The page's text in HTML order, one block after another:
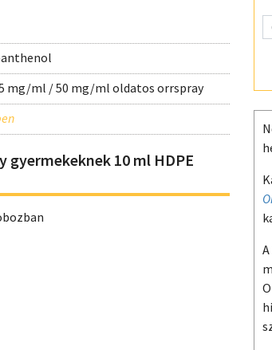
mg/ml / 50 mg/ml oldatos orrspray
gyermekeknek 10 ml HDPE